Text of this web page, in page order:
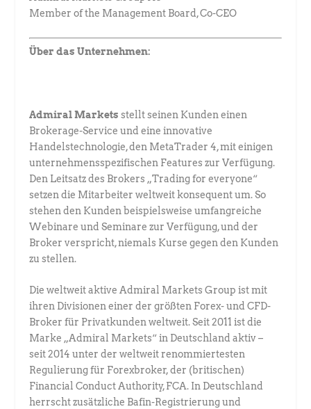
Member of the Management Board, Co-CEO
Über das Unternehmen:
Admiral Markets stellt seinen Kunden einen
Brokerage-Service und eine innovative
Handelstechnologie, den MetaTrader 4, mit einigen
unternehmensspezifischen Features zur Verfügung.
Den Leitsatz des Brokers „Trading for everyone“
setzen die Mitarbeiter weltweit konsequent um. So
stehen den Kunden beispielsweise umfangreiche
Webinare und Seminare zur Verfügung, und der
Broker verspricht, niemals Kurse gegen den Kunden
zu stellen.
Die weltweit aktive Admiral Markets Group ist mit
ihren Divisionen einer der größten Forex- und CFD-
Broker für Privatkunden weltweit. Seit 2011 ist die
Marke „Admiral Markets“ in Deutschland aktiv –
seit 2014 unter der weltweit renommiertesten
Regulierung für Forexbroker, der (britischen)
Financial Conduct Authority, FCA. In Deutschland
herrscht zusätzliche Bafin-Registrierung und